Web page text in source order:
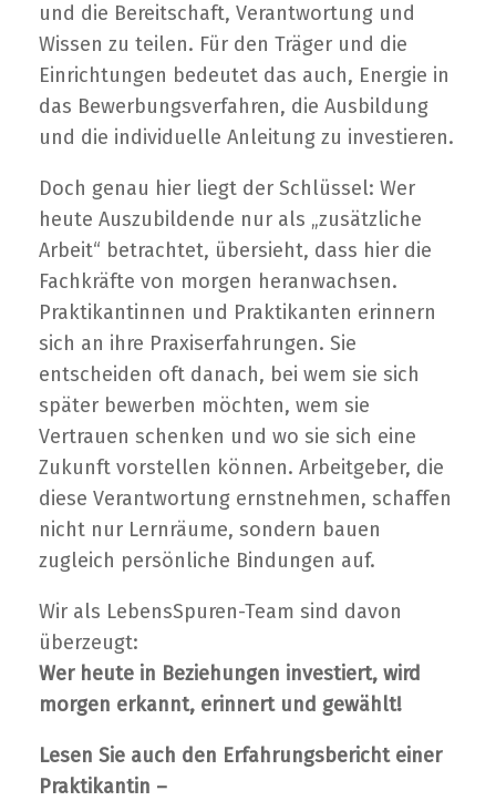
und die Bereitschaft, Verantwortung und
Wissen zu teilen. Für den Träger und die
Einrichtungen bedeutet das auch, Energie in
das Bewerbungsverfahren, die Ausbildung
und die individuelle Anleitung zu investieren.
Doch genau hier liegt der Schlüssel: Wer
heute Auszubildende nur als „zusätzliche
Arbeit“ betrachtet, übersieht, dass hier die
Fachkräfte von morgen heranwachsen.
Praktikantinnen und Praktikanten erinnern
sich an ihre Praxiserfahrungen. Sie
entscheiden oft danach, bei wem sie sich
später bewerben möchten, wem sie
Vertrauen schenken und wo sie sich eine
Zukunft vorstellen können. Arbeitgeber, die
diese Verantwortung ernstnehmen, schaffen
nicht nur Lernräume, sondern bauen
zugleich persönliche Bindungen auf.
Wir als LebensSpuren-Team sind davon
überzeugt:
Wer heute in Beziehungen investiert, wird
morgen erkannt, erinnert und gewählt!
Lesen Sie auch den Erfahrungsbericht einer
Praktikantin –